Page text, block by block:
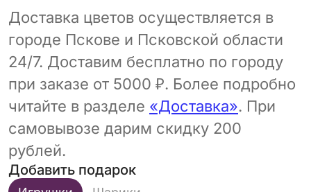
Доставка цветов осуществляется в
городе Пскове и Псковской области
24/7. Доставим бесплатно по городу
при заказе от 5000 ₽. Более подробно
читайте в разделе «Доставка». При
самовывозе дарим скидку 200
рублей.
Добавить подарок